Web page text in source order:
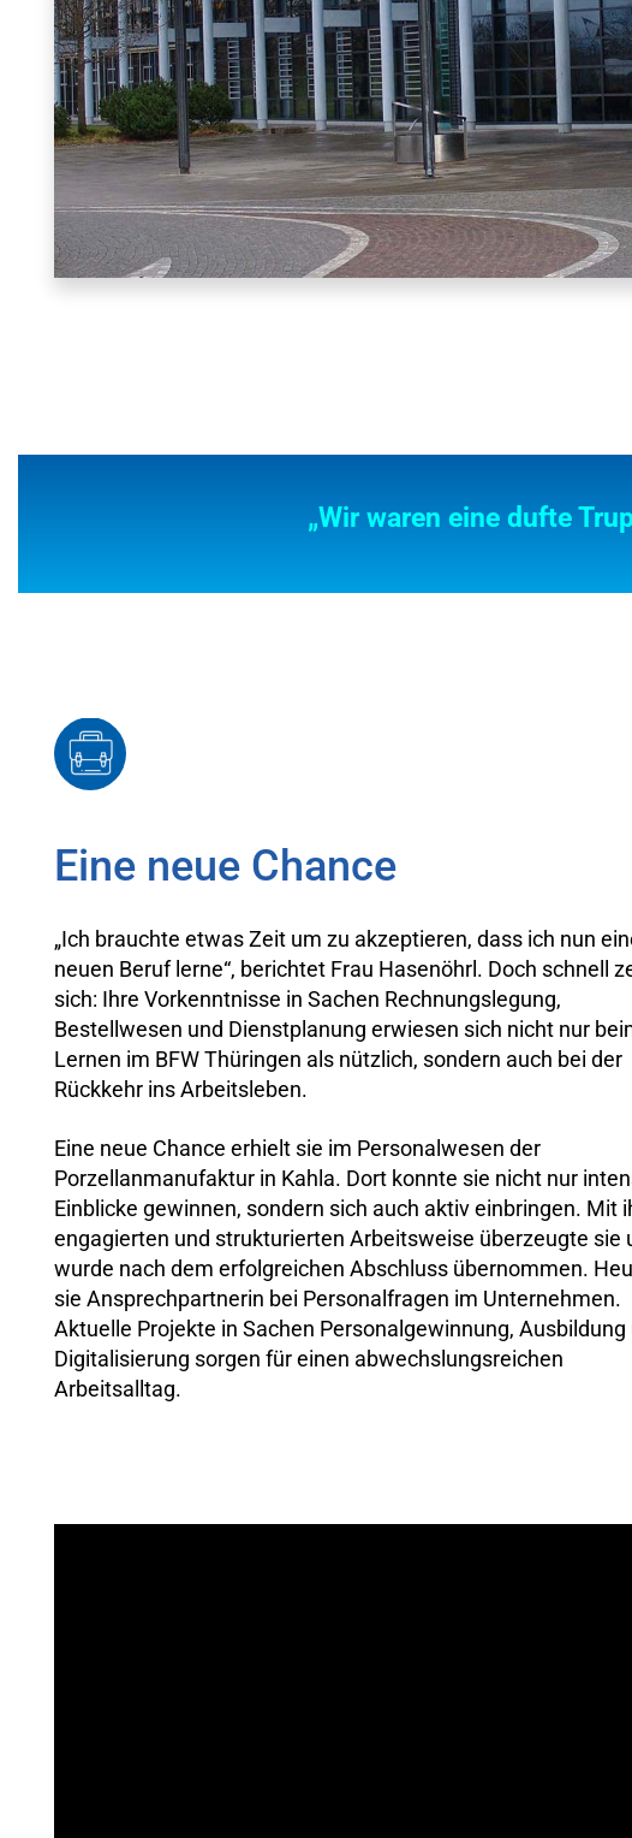
„Wir waren eine dufte
Eine neue Chance
„Ich brauchte etwas Zeit um zu akzeptieren, dass ich nun
neuen Beruf lerne“, berichtet Frau Hasenöhrl. Doch schnell
sich: Ihre Vorkenntnisse in Sachen Rechnungslegung,
Bestellwesen und Dienstplanung erwiesen sich nicht nur
Lernen im BFW Thüringen als nützlich, sondern auch bei der
Rückkehr ins Arbeitsleben.
Eine neue Chance erhielt sie im Personalwesen der
Porzellanmanufaktur in Kahla. Dort konnte sie nicht nur
Einblicke gewinnen, sondern sich auch aktiv einbringen. Mit
engagierten und strukturierten Arbeitsweise überzeugte sie
wurde nach dem erfolgreichen Abschluss übernommen.
sie Ansprechpartnerin bei Personalfragen im Unternehmen.
Aktuelle Projekte in Sachen Personalgewinnung, Ausbildung
Digitalisierung sorgen für einen abwechslungsreichen
Arbeitsalltag.